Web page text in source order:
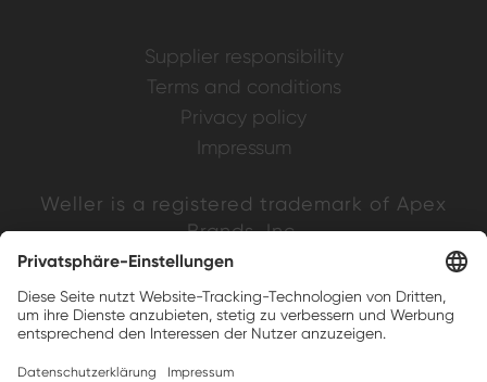
Supplier responsibility
Terms and conditions
Privacy policy
Impressum
Weller is a registered trademark of Apex
Brands, Inc.